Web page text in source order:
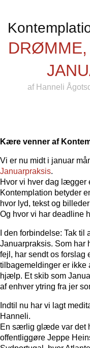
DRØMME,
af Hanneli
Kære venner af
Vi er nu midt i januar
Januarpraksis.
Hvor vi hver dag lægger
Kontemplation betyder
hvor lyd, tekst og
Og hvor vi har deadline
I den forbindelse: Tak
Januarpraksis. Som har
fejl, har sendt os forslag
tilbagemeldinger er ikke
hjælp. Et skib som
af enhver ytring fra jer
Indtil nu har vi lagt
Hanneli.
En særlig glæde var det
offentliggøre Jeppe